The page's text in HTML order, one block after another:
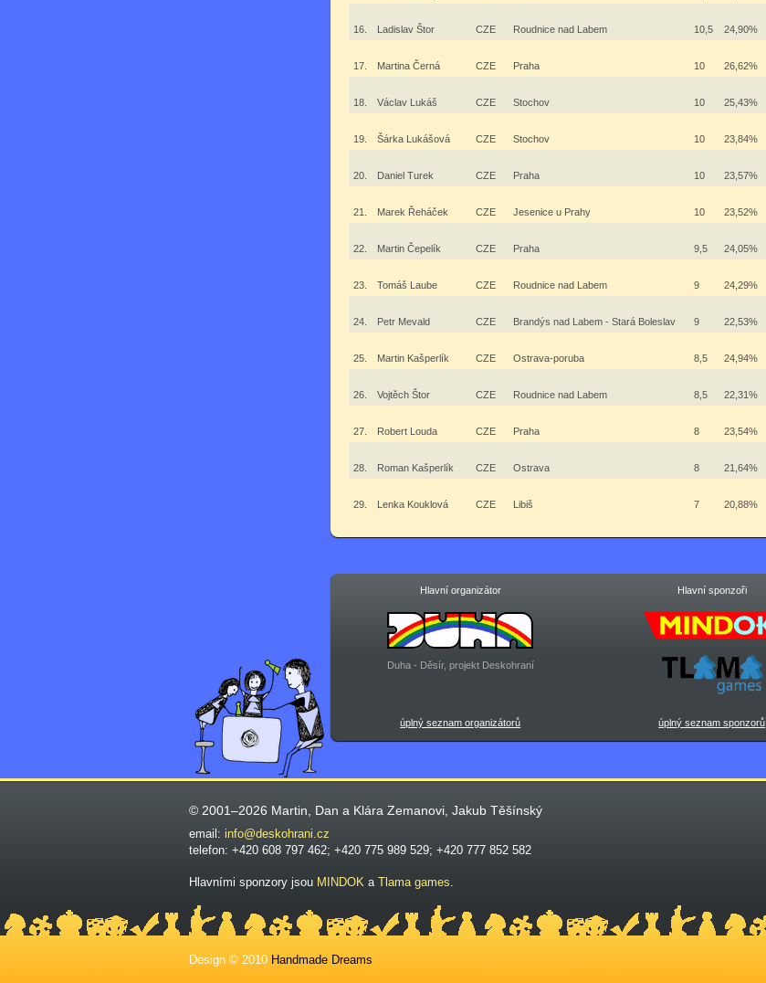
16. Ladislav Štor CZE Roudnice nad Labem 10,5 24,90%
17. Martina Černá CZE Praha 10 26,62%
18. Václav Lukáš CZE Stochov 10 25,43%
19. Šárka Lukášová CZE Stochov 10 23,84%
20. Daniel Turek CZE Praha 10 23,57%
21. Marek Řeháček CZE Jesenice u Prahy 10 23,52%
22. Martin Čepelík CZE Praha 9,5 24,05%
23. Tomáš Laube CZE Roudnice nad Labem 9 24,29%
24. Petr Mevald CZE Brandýs nad Labem - Stará Boleslav 9 22,53%
25. Martin Kašperlík CZE Ostrava-poruba 8,5 24,94%
26. Vojtěch Štor CZE Roudnice nad Labem 8,5 22,31%
27. Robert Louda CZE Praha 8 23,54%
28. Roman Kašperlík CZE Ostrava 8 21,64%
29. Lenka Kouklová CZE Libiš 7 20,88%
Hlavní organizátor Hlavní sponzoři
Duha - Děsír, projekt Deskohraní
úplný seznam organizátorů úplný seznam sponzorů
© 2001–2026 Martin, Dan a Klára Zemanovi, Jakub Těšínský
email: info@deskohrani.cz
telefon: +420 608 797 462; +420 775 989 529; +420 777 852 582
Hlavními sponzory jsou MINDOK a Tlama games.
Design © 2010 Handmade Dreams